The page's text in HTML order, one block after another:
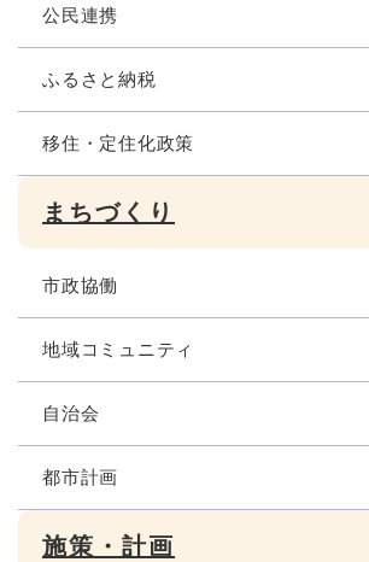
公民連携
ふるさと納税
移住・定住化政策
まちづくり
市政協働
地域コミュニティ
自治会
都市計画
施策・計画